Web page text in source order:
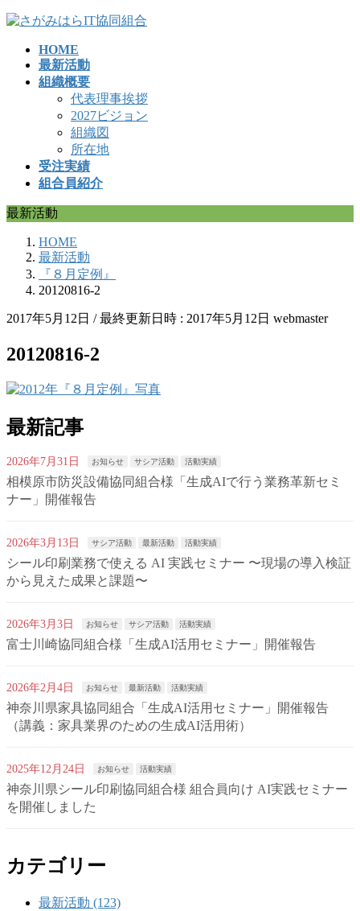
コ
ナ
HOME
最新活動
組織概要
代表理事挨拶
2027ビジョン
組織図
所在地
受注実績
組合員紹介
最新活動
HOME
最新活動
『８月定例』
20120816-2
2017年5月12日 / 最終更新日時 : 2017年5月12日 webmaster
20120816-2
最新記事
2026年7月31日 お知らせ サシア活動 活動実績
相模原市防災設備協同組合様「生成AIで行う業務革新セミ
ナー」開催報告
2026年3月13日 サシア活動 最新活動 活動実績
シール印刷業務で使える AI 実践セミナー 〜現場の導入検証
から見えた成果と課題〜
2026年3月3日 お知らせ サシア活動 活動実績
富士川崎協同組合様「生成AI活用セミナー」開催報告
2026年2月4日 お知らせ 最新活動 活動実績
神奈川県家具協同組合「生成AI活用セミナー」開催報告
（講義：家具業界のための生成AI活用術）
2025年12月24日 お知らせ 活動実績
神奈川県シール印刷協同組合様 組合員向け AI実践セミナー
を開催しました
カテゴリー
最新活動 (123)